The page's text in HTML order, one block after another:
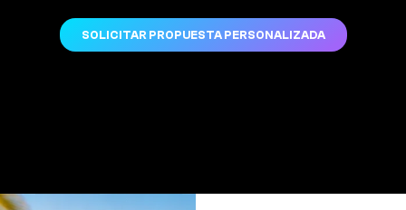
SOLICITAR PROPUESTA PERSONALIZADA